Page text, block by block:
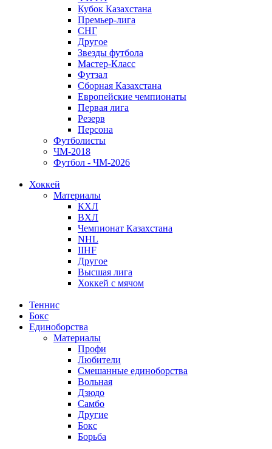
Кубок Казахстана
Премьер-лига
СНГ
Другое
Звезды футбола
Мастер-Класс
Футзал
Сборная Казахстана
Европейские чемпионаты
Первая лига
Резерв
Персона
Футболисты
ЧМ-2018
Футбол - ЧМ-2026
Хоккей
Материалы
КХЛ
ВХЛ
Чемпионат Казахстана
NHL
IIHF
Другое
Высшая лига
Хоккей с мячом
Теннис
Бокс
Единоборства
Материалы
Профи
Любители
Смешанные единоборства
Вольная
Дзюдо
Самбо
Другие
Бокс
Борьба